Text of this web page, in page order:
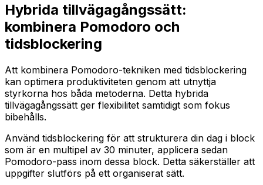
Hybrida tillvägagångssätt:
kombinera Pomodoro och
tidsblockering
Att kombinera Pomodoro-tekniken med tidsblockering
kan optimera produktiviteten genom att utnyttja
styrkorna hos båda metoderna. Detta hybrida
tillvägagångssätt ger flexibilitet samtidigt som fokus
bibehålls.
Använd tidsblockering för att strukturera din dag i block
som är en multipel av 30 minuter, applicera sedan
Pomodoro-pass inom dessa block. Detta säkerställer att
uppgifter slutförs på ett organiserat sätt.